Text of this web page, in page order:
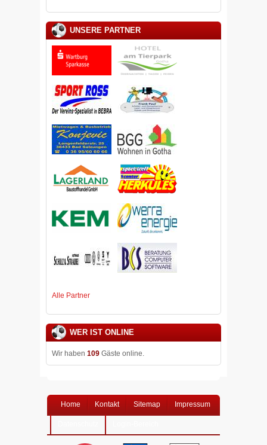
UNSERE PARTNER
Alle Partner
WER IST ONLINE
Wir haben 109 Gäste online.
Home Kontakt Sitemap Impressum